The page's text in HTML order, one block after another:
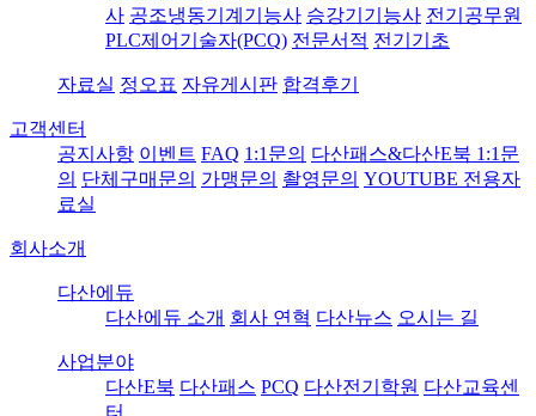
사 공조냉동기계기능사 승강기기능사 전기공무원
PLC제어기술자(PCQ) 전문서적 전기기초
자료실 정오표 자유게시판 합격후기
고객센터
공지사항 이벤트 FAQ 1:1문의 다산패스&다산E북 1:1문
의 단체구매문의 가맹문의 촬영문의 YOUTUBE 전용자
료실
회사소개
다산에듀
다산에듀 소개 회사 연혁 다산뉴스 오시는 길
사업분야
다산E북 다산패스 PCQ 다산전기학원 다산교육센